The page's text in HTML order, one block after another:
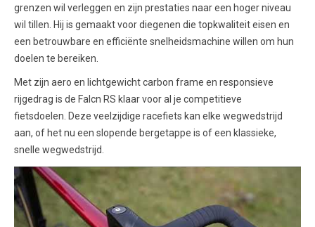
grenzen wil verleggen en zijn prestaties naar een hoger niveau
wil tillen. Hij is gemaakt voor diegenen die topkwaliteit eisen en
een betrouwbare en efficiënte snelheidsmachine willen om hun
doelen te bereiken.
Met zijn aero en lichtgewicht carbon frame en responsieve
rijgedrag is de Falcn RS klaar voor al je competitieve
fietsdoelen. Deze veelzijdige racefiets kan elke wegwedstrijd
aan, of het nu een slopende bergetappe is of een klassieke,
snelle wegwedstrijd.